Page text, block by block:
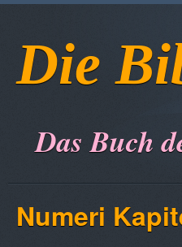
Die
Das Buch
Numeri